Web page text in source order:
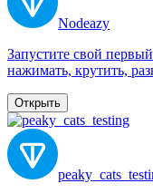
Nodeazy
Запустите свой
нажимать, крутить,
Открыть